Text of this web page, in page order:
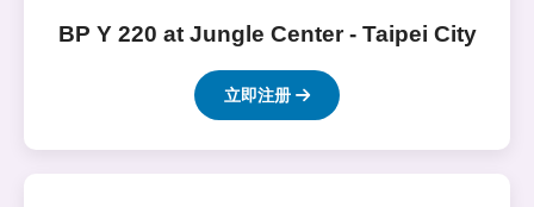
BP Y 220 at Jungle Center - Taipei City
立即注册